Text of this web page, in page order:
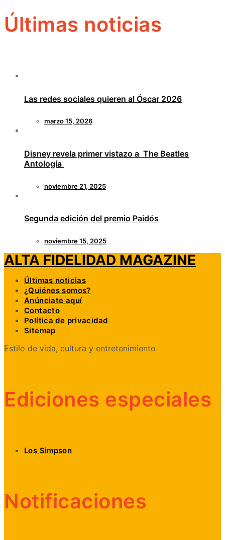
Últimas noticias
Las redes sociales quieren al Óscar 2026
marzo 15, 2026
Disney revela primer vistazo a The Beatles
Antología
noviembre 21, 2025
Segunda edición del premio Paidós
noviembre 15, 2025
ALTA FIDELIDAD MAGAZINE
Últimas noticias
¿Quiénes somos?
Anúnciate aquí
Contacto
Política de privacidad
Sitemap
Estilo de vida, cultura y entretenimiento
Ediciones especiales
Los Simpson
Notificaciones